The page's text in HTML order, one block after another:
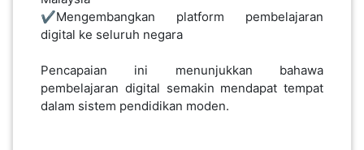
✔️Mengembangkan platform pembelajaran
digital ke seluruh negara
Pencapaian ini menunjukkan bahawa
pembelajaran digital semakin mendapat tempat
dalam sistem pendidikan moden.